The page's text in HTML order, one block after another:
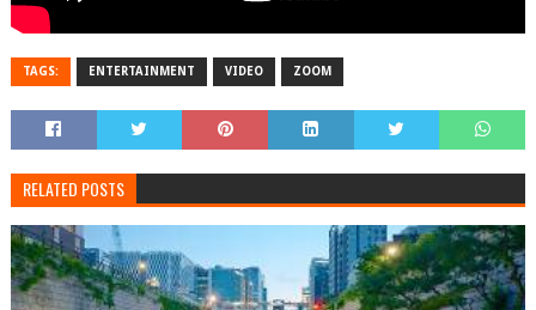
TAGS: ENTERTAINMENT VIDEO ZOOM
RELATED POSTS